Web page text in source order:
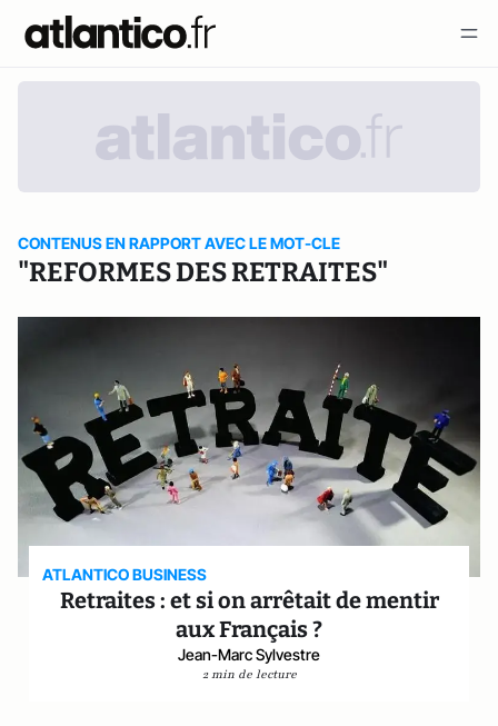
CONTENUS EN RAPPORT AVEC LE MOT-CLE
"REFORMES DES RETRAITES"
ATLANTICO BUSINESS
Retraites : et si on arrêtait de mentir
aux Français ?
Jean-Marc Sylvestre
2 min de lecture